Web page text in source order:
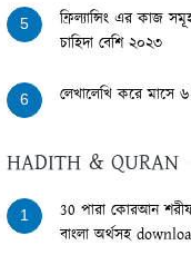
5
ফ্রিল্যান্সিং এর কাজ
চাহিদা বেশি ২০২৩
6 লেখালেখি করে মাসে
HADITH & QURAN
1
30 পারা কোরআন
বাংলা অর্থসহ